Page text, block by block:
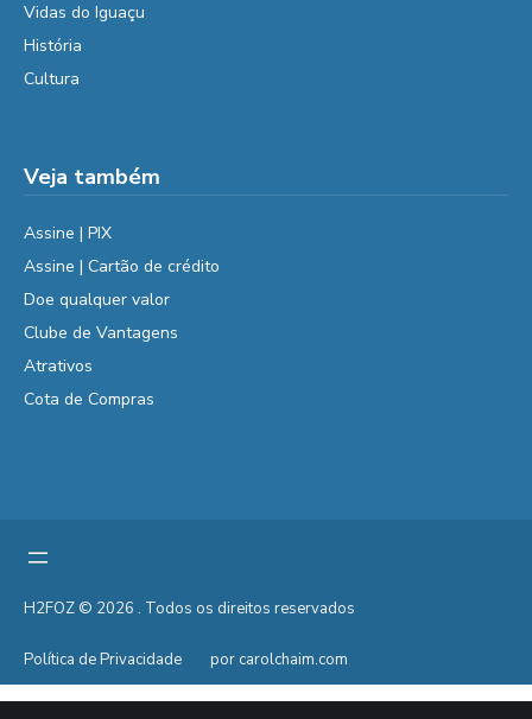
Vidas do Iguaçu
História
Cultura
Veja também
Assine | PIX
Assine | Cartão de crédito
Doe qualquer valor
Clube de Vantagens
Atrativos
Cota de Compras
H2FOZ © 2026 . Todos os direitos reservados
Política de Privacidade por carolchaim.com